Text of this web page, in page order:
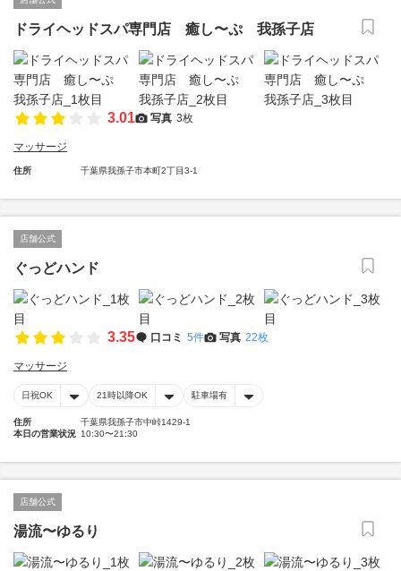
ドライヘッドスパ専門店 癒し〜ぷ 我孫子店
3.01 写真 3枚
マッサージ
住所 千葉県我孫子市本町2丁目3-1
店舗公式
ぐっどハンド
3.35 口コミ 5件 写真 22枚
マッサージ
日祝OK 21時以降OK 駐車場有
住所
千葉県我孫子市中峠1429-1
本日の営業状況 10:30〜21:30
店舗公式
湯流〜ゆるり